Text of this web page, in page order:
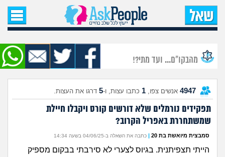
עמוד הבית
שאל שאלה
שאלות חדשות
שאלות שעוררו עניין
מה קורה כאן?
מהבקו"ם... ועד מתי?!
4947 אנשים צפו, 1 כתבו עצות, ו-5 דרגו את העצות.
תפקידים נורמלים שלא דורשים קורס ויקבלו חיילת
שמשתחררת באפריל הקרוב?
סמבצית מיואשת בת 20 | כתבה את השאלה ב-04/06/25 בשעה 14:34
הייתי תצפיתנית. בגיוס לצערי לא סירבתי בבקום מספיק